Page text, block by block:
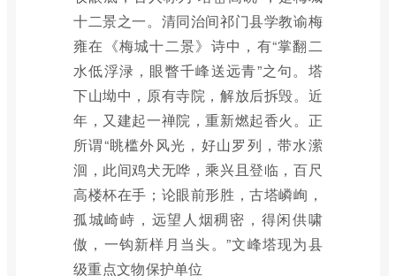
十二景之一。清同治间祁门县学教谕梅
雍在《梅城十二景》诗中，有“掌翻二
水低浮渌，眼瞥千峰送远青”之句。塔
下山坳中，原有寺院，解放后拆毁。近
年，又建起一禅院，重新燃起香火。正
所谓“眺槛外风光，好山罗列，带水潆
洄，此间鸡犬无哗，乘兴且登临，百尺
高楼杯在手；论眼前形胜，古塔嶙峋，
孤城崎峙，远望人烟稠密，得闲供啸
傲，一钩新样月当头。”文峰塔现为县
级重点文物保护单位